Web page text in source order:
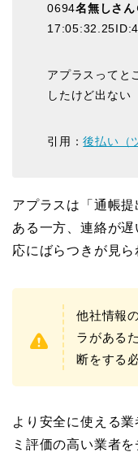
0694名無しさん
アプラスってと
したけど出ない
引用：後払い（
アプラスは「通帳
ある一方、連絡が
応にばらつきが見ら
他社情報
ラがある
断をする
より安全に使える
ミ評価の高い業者